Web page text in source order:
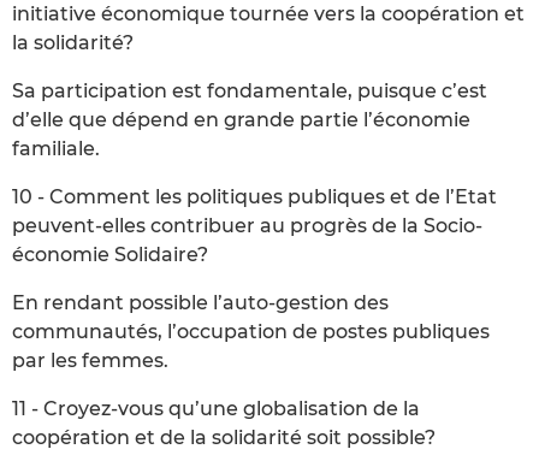
initiative économique tournée vers la coopération et
la solidarité?
Sa participation est fondamentale, puisque c’est
d’elle que dépend en grande partie l’économie
familiale.
10 - Comment les politiques publiques et de l’Etat
peuvent-elles contribuer au progrès de la Socio-
économie Solidaire?
En rendant possible l’auto-gestion des
communautés, l’occupation de postes publiques
par les femmes.
11 - Croyez-vous qu’une globalisation de la
coopération et de la solidarité soit possible?